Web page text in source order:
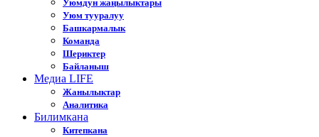
Уюмдун жаңылыктары
Уюм тууралуу
Башкармалык
Команда
Шериктер
Байланыш
Медиа LIFE
Жанылыктар
Аналитика
Билимкана
Китепкана